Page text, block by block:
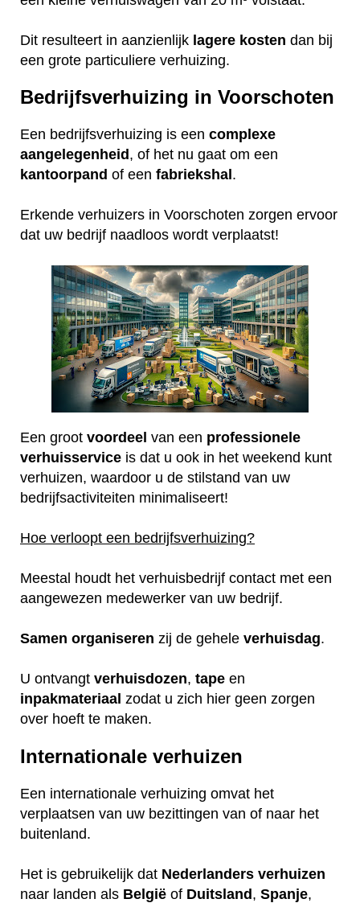
Dit resulteert in aanzienlijk lagere kosten dan bij
een grote particuliere verhuizing.
Bedrijfsverhuizing in Voorschoten
Een bedrijfsverhuizing is een complexe
aangelegenheid , of het nu gaat om een
kantoorpand of een fabriekshal .
Erkende verhuizers in Voorschoten zorgen ervoor
dat uw bedrijf naadloos wordt verplaatst!
Een groot voordeel van een professionele
verhuisservice is dat u ook in het weekend kunt
verhuizen, waardoor u de stilstand van uw
bedrijfsactiviteiten minimaliseert!
Hoe verloopt een bedrijfsverhuizing?
Meestal houdt het verhuisbedrijf contact met een
aangewezen medewerker van uw bedrijf.
Samen organiseren zij de gehele verhuisdag.
U ontvangt verhuisdozen, tape en
inpakmateriaal zodat u zich hier geen zorgen
over hoeft te maken.
Internationale verhuizen
Een internationale verhuizing omvat het
verplaatsen van uw bezittingen van of naar het
buitenland.
Het is gebruikelijk dat Nederlanders verhuizen
naar landen als België of Duitsland, Spanje,